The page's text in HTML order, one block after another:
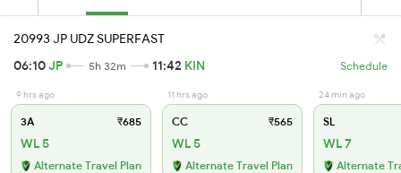
20993 JP UDZ SUPERFAST
06:10JP 5h 32m 11:42 KIN Schedule
9 hrs ago
3A ₹685
WL 5
Alternate Travel Plan
11 hrs ago
CC ₹565
WL 5
Alternate Travel Plan
24 min ago
SL
WL 7
Alternate